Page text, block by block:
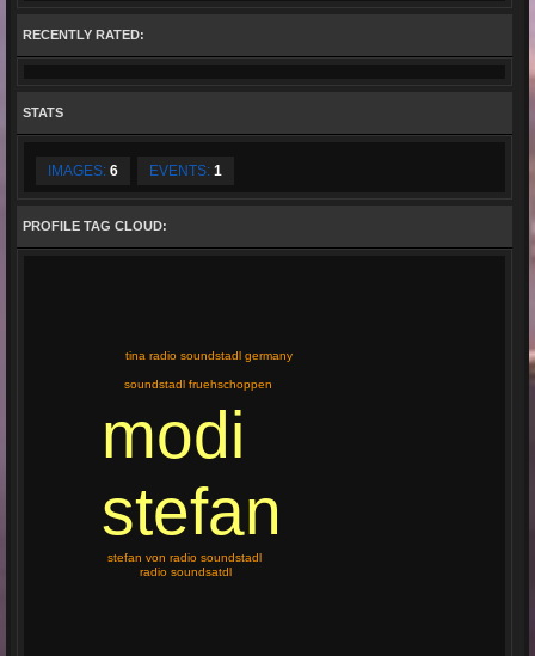
RECENTLY RATED:
STATS
IMAGES: 6 EVENTS: 1
PROFILE TAG CLOUD:
modi
stefan
stefan von radio soundstadl
soundstadl fruehschoppen
radio soundsatdl
tina radio soundstadl germany